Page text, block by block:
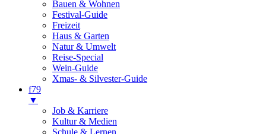
Bauen & Wohnen
Festival-Guide
Freizeit
Haus & Garten
Natur & Umwelt
Reise-Special
Wein-Guide
Xmas- & Silvester-Guide
f79
▼
Job & Karriere
Kultur & Medien